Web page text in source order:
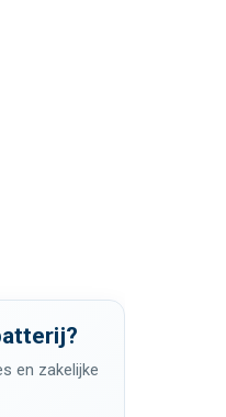
en zakelijke